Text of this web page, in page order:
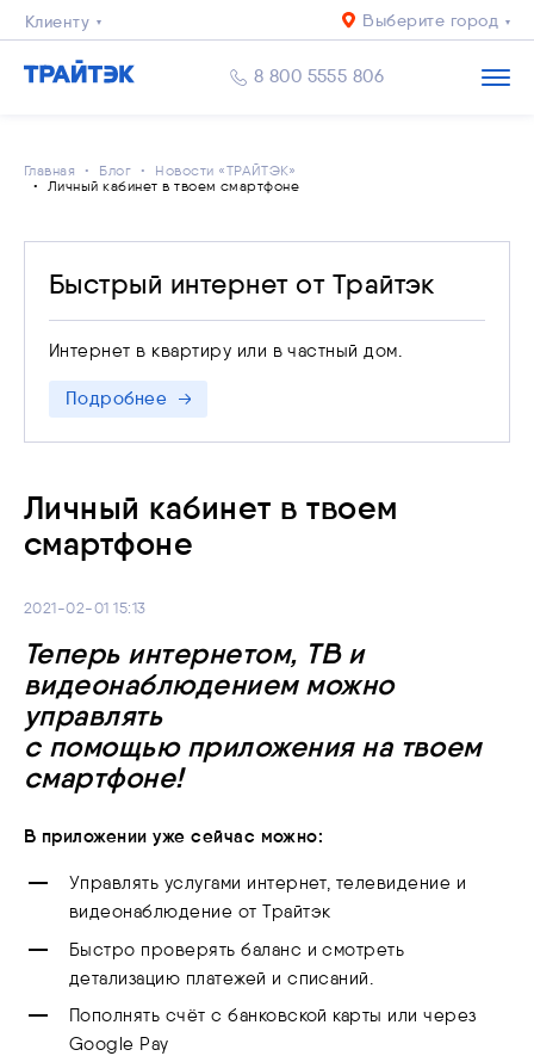
Клиенту
Выберите город
8 800 5555 806
Главная Блог
Новости «ТРАЙТЭК»
Личный кабинет в твоем смартфоне
Быстрый интернет от Трайтэк
Интернет в квартиру или в частный дом.
Подробнее
Личный кабинет в твоем
смартфоне
2021-02-01 15:13
Теперь интернетом, ТВ и
видеонаблюдением можно
управлять
с помощью приложения на твоем
смартфоне!
В приложении уже сейчас можно:
Управлять услугами интернет, телевидение и
видеонаблюдение от Трайтэк
Быстро проверять баланс и смотреть
детализацию платежей и списаний.
Пополнять счёт с банковской карты или через
Google Pay